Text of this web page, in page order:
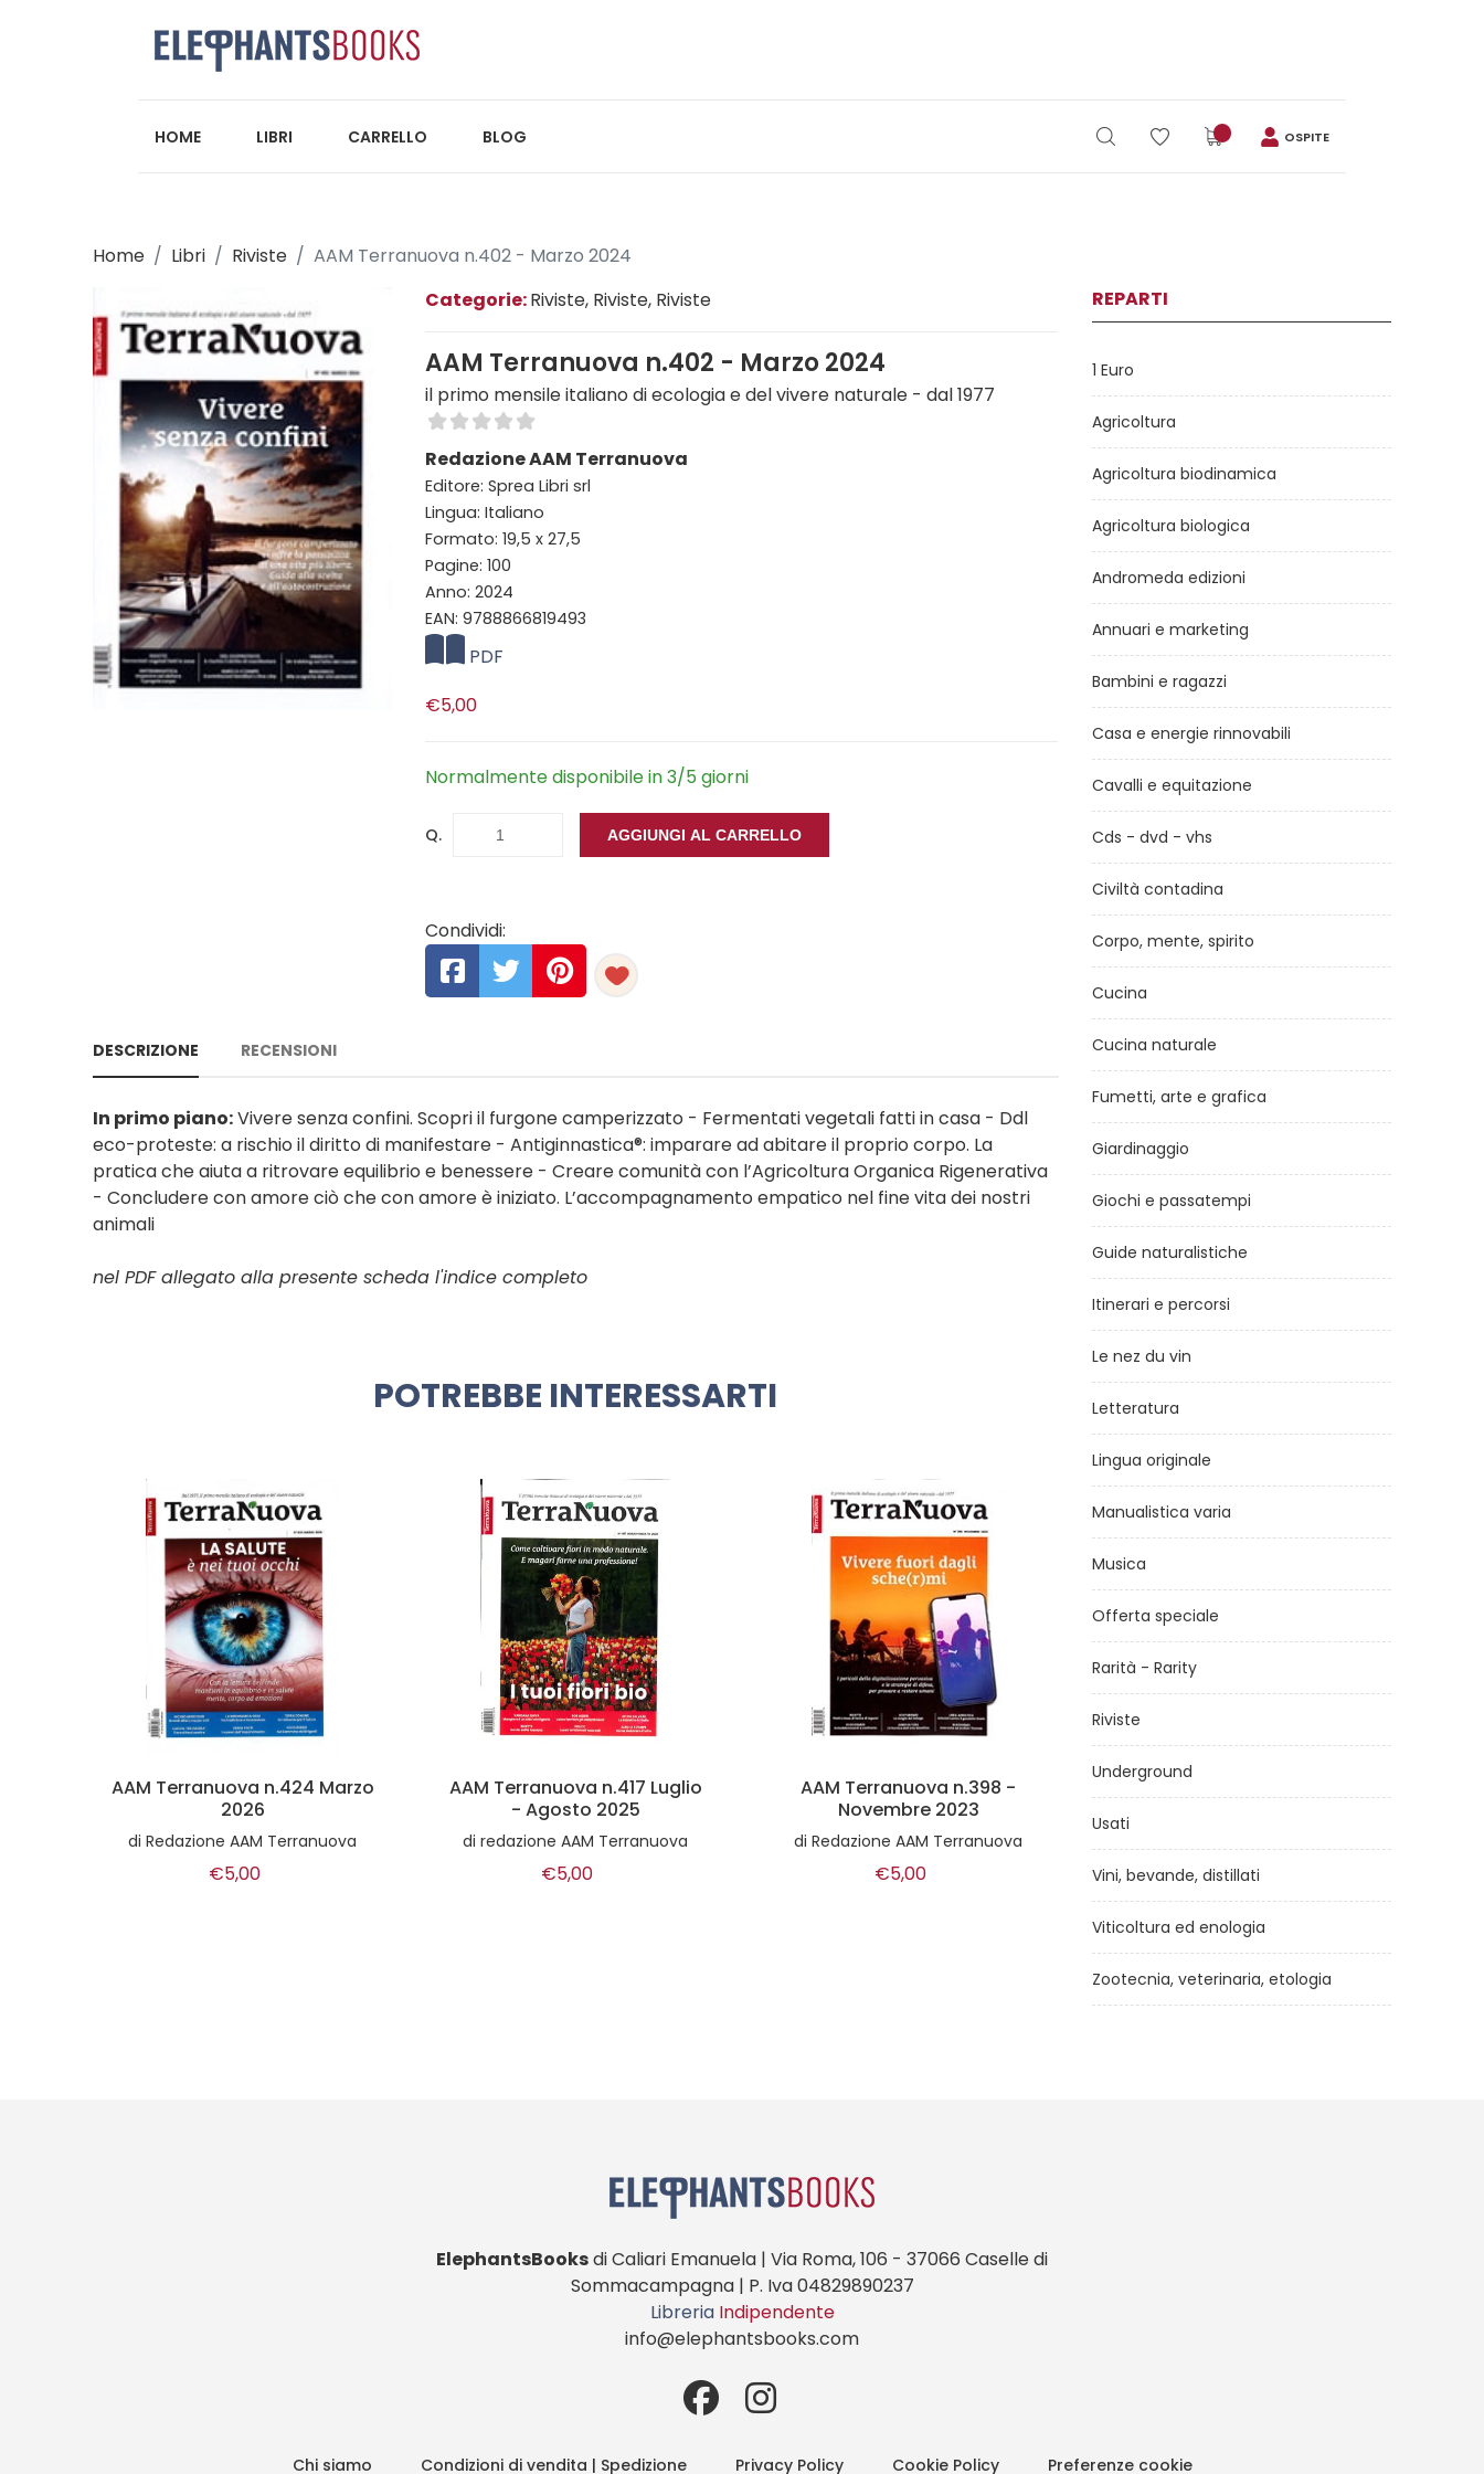
HOME LIBRI CARRELLO BLOG OSPITE
Home Libri Riviste
AAM Terranuova n.402 - Marzo 2024
Categorie:Riviste, Riviste, Riviste
AAM Terranuova n.402 - Marzo 2024
il primo mensile italiano di ecologia e del vivere naturale - dal 1977
Redazione AAM Terranuova
Editore: Sprea Libri srl
Lingua: Italiano
Formato: 19,5 x 27,5
Pagine: 100
Anno: 2024
EAN: 9788866819493
PDF
€5,00
Normalmente disponibile in 3/5 giorni
Q. AGGIUNGI AL CARRELLO
Condividi:
DESCRIZIONE RECENSIONI
In primo piano:Vivere senza confini. Scopri il furgone camperizzato - Fermentati vegetali fatti in casa - Ddl
eco-proteste: a rischio il diritto di manifestare - Antiginnastica®: imparare ad abitare il proprio corpo. La
pratica che aiuta a ritrovare equilibrio e benessere - Creare comunità con l’Agricoltura Organica Rigenerativa
- Concludere con amore ciò che con amore è iniziato. L’accompagnamento empatico nel fine vita dei nostri
animali
nel PDF allegato alla presente scheda l'indice completo
POTREBBE INTERESSARTI
AAM Terranuova n.417 Luglio
- Agosto 2025
diredazione AAM Terranuova
€5,00
AAM Terranuova n.398 -
Novembre 2023
di Redazione AAM Terranuova
€5,00
Dolce Vita n° 9
di AA.VV.
€10,00 €10,00
REPARTI
1 Euro
Agricoltura
Agricoltura biodinamica
Agricoltura biologica
Andromeda edizioni
Annuari e marketing
Bambini e ragazzi
Casa e energie rinnovabili
Cavalli e equitazione
Cds - dvd - vhs
Civiltà contadina
Corpo, mente, spirito
Cucina
Cucina naturale
Fumetti, arte e grafica
Giardinaggio
Giochi e passatempi
Guide naturalistiche
Itinerari e percorsi
Le nez du vin
Letteratura
Lingua originale
Manualistica varia
Musica
Offerta speciale
Rarità - Rarity
Riviste
Underground
Usati
Vini, bevande, distillati
Viticoltura ed enologia
Zootecnia, veterinaria, etologia
ElephantsBooksdi Caliari Emanuela | Via Roma, 106 - 37066 Caselle di
Sommacampagna | P. Iva 04829890237
Libreria Indipendente
info@elephantsbooks.com
Chi siamo Condizioni di vendita | Spedizione Privacy Policy Cookie Policy Preferenze cookie